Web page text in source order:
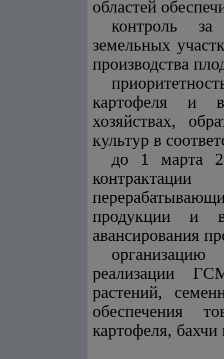
областей
контроль за
земельных
производства
картофеля и
хозяйствах,
культур в
до 1 марта
продукции и
авансирования
реализации
растений,
обеспечения
картофеля, бахчи